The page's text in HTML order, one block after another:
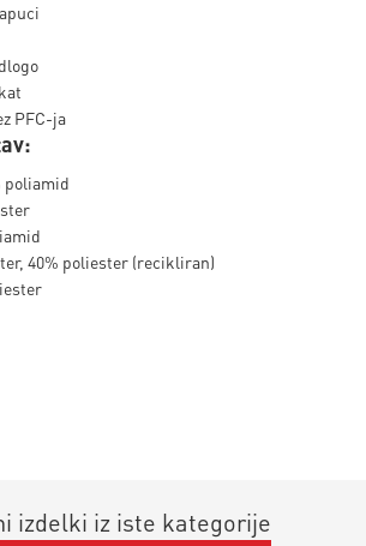
PFC-ja
poliamid
40% poliester (recikliran)
izdelki iz iste kategorije